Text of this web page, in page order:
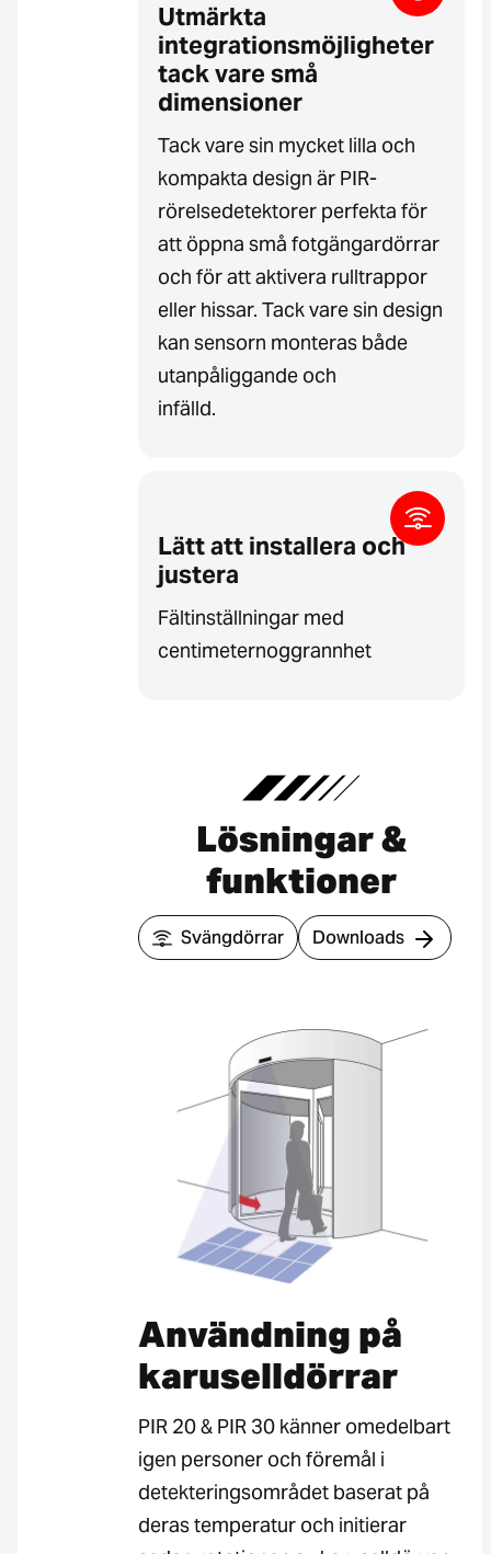
Utmärkta
integrationsmöjligheter
tack vare små
dimensioner
Tack vare sin mycket lilla och
kompakta design är PIR-
rörelsedetektorer perfekta för
att öppna små fotgängardörrar
och för att aktivera rulltrappor
eller hissar. Tack vare sin design
kan sensorn monteras både
utanpåliggande och
infälld.
Lätt att installera och
justera
Fältinställningar med
centimeternoggrannhet
Lösningar &
funktioner
Svängdörrar Downloads
Användning på
karuselldörrar
PIR 20 & PIR 30 känner omedelbart
igen personer och föremål i
detekteringsområdet baserat på
deras temperatur och initierar